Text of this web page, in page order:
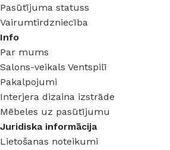
Pasūtījuma statuss
Vairumtirdzniecība
Info
Par mums
Salons-veikals Ventspilī
Pakalpojumi
Interjera dizaina izstrāde
Mēbeles uz pasūtījumu
Juridiska informācija
Lietošanas noteikumi